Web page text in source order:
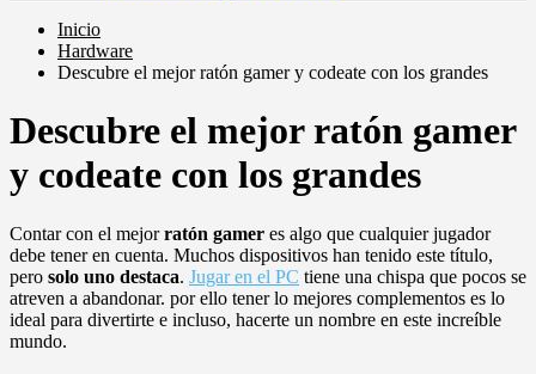
Inicio
Hardware
Descubre el mejor ratón gamer y codeate con los grandes
Descubre el mejor ratón gamer
y codeate con los grandes
Contar con el mejorratón gamer es algo que cualquier jugador
debe tener en cuenta. Muchos dispositivos han tenido este título,
pero solo uno destaca. Jugar en el PC tiene una chispa que pocos se
atreven a abandonar. por ello tener lo mejores complementos es lo
ideal para divertirte e incluso, hacerte un nombre en este increíble
mundo.